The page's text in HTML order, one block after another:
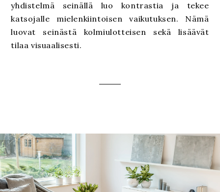
yhdistelmä seinällä luo kontrastia ja tekee
katsojalle mielenkiintoisen vaikutuksen. Nämä
luovat seinästä kolmiulotteisen sekä lisäävät
tilaa visuaalisesti.